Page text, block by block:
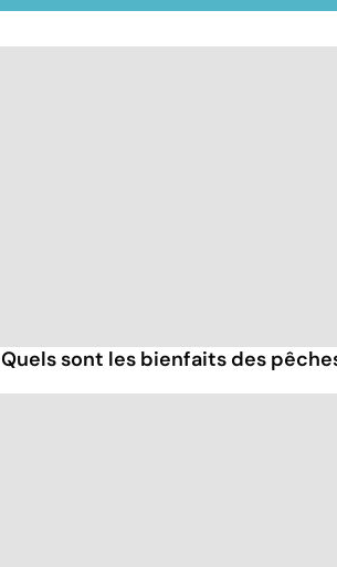
Quels sont les bienfaits des